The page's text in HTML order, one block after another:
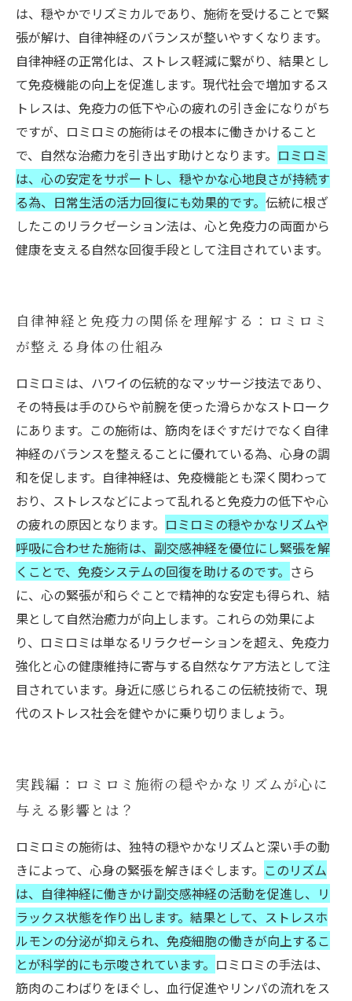
は、穏やかでリズミカルであり、施術を受けることで緊
張が解け、自律神経のバランスが整いやすくなります。
自律神経の正常化は、ストレス軽減に繋がり、結果とし
て免疫機能の向上を促進します。現代社会で増加するス
トレスは、免疫力の低下や心の疲れの引き金になりがち
ですが、ロミロミの施術はその根本に働きかけること
で、自然な治癒力を引き出す助けとなります。 ロミロミ
は、心の安定をサポートし、穏やかな心地良さが持続す
る為、日常生活の活力回復にも効果的です。 伝統に根ざ
したこのリラクゼーション法は、心と免疫力の両面から
健康を支える自然な回復手段として注目されています。
自律神経と免疫力の関係を理解する：ロミロミ
が整える身体の仕組み
ロミロミは、ハワイの伝統的なマッサージ技法であり、
その特長は手のひらや前腕を使った滑らかなストローク
にあります。この施術は、筋肉をほぐすだけでなく自律
神経のバランスを整えることに優れている為、心身の調
和を促します。自律神経は、免疫機能とも深く関わって
おり、ストレスなどによって乱れると免疫力の低下や心
の疲れの原因となります。 ロミロミの穏やかなリズムや
呼吸に合わせた施術は、副交感神経を優位にし緊張を解
くことで、免疫システムの回復を助けるのです。 さら
に、心の緊張が和らぐことで精神的な安定も得られ、結
果として自然治癒力が向上します。これらの効果によ
り、ロミロミは単なるリラクゼーションを超え、免疫力
強化と心の健康維持に寄与する自然なケア方法として注
目されています。身近に感じられるこの伝統技術で、現
代のストレス社会を健やかに乗り切りましょう。
実践編：ロミロミ施術の穏やかなリズムが心に
与える影響とは？
ロミロミの施術は、独特の穏やかなリズムと深い手の動
きによって、心身の緊張を解きほぐします。 このリズム
は、自律神経に働きかけ副交感神経の活動を促進し、リ
ラックス状態を作り出します。結果として、ストレスホ
ルモンの分泌が抑えられ、免疫細胞の働きが向上するこ
とが科学的にも示唆されています。 ロミロミの手法は、
筋肉のこわばりをほぐし、血行促進やリンパの流れをス